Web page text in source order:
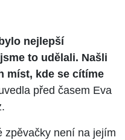
nejlepší
to udělali. Našli
míst, kde se cítíme
před časem Eva
zpěvačky není na jejím